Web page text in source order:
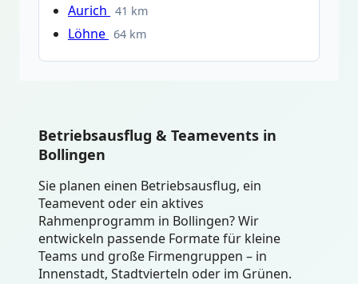
Aurich 41 km
Löhne 64 km
Betriebsausflug & Teamevents in
Bollingen
Sie planen einen Betriebsausflug, ein
Teamevent oder ein aktives
Rahmenprogramm in Bollingen? Wir
entwickeln passende Formate für kleine
Teams und große Firmengruppen – in
Innenstadt, Stadtvierteln oder im Grünen.